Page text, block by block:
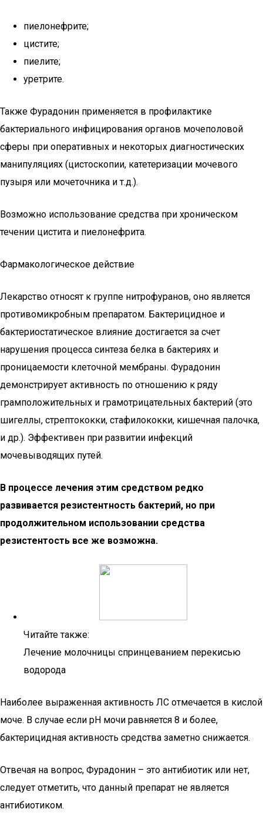
пиелонефрите;
цистите;
пиелите;
уретрите.
Также Фурадонин применяется в профилактике
бактериального инфицирования органов мочеполовой
сферы при оперативных и некоторых диагностических
манипуляциях (цистоскопии, катетеризации мочевого
пузыря или мочеточника и т.д.).
Возможно использование средства при хроническом
течении цистита и пиелонефрита.
Фармакологическое действие
Лекарство относят к группе нитрофуранов, оно является
противомикробным препаратом. Бактерицидное и
бактериостатическое влияние достигается за счет
нарушения процесса синтеза белка в бактериях и
проницаемости клеточной мембраны. Фурадонин
демонстрирует активность по отношению к ряду
грамположительных и грамотрицательных бактерий (это
шигеллы, стрептококки, стафилококки, кишечная палочка,
и др.). Эффективен при развитии инфекций
мочевыводящих путей.
В процессе лечения этим средством редко
развивается резистентность бактерий, но при
продолжительном использовании средства
резистентость все же возможна.
Читайте также:
Лечение молочницы спринцеванием перекисью
водорода
Наиболее выраженная активность ЛС отмечается в кислой
моче. В случае если рН мочи равняется 8 и более,
бактерицидная активность средства заметно снижается.
Отвечая на вопрос, Фурадонин – это антибиотик или нет,
следует отметить, что данный препарат не является
антибиотиком.